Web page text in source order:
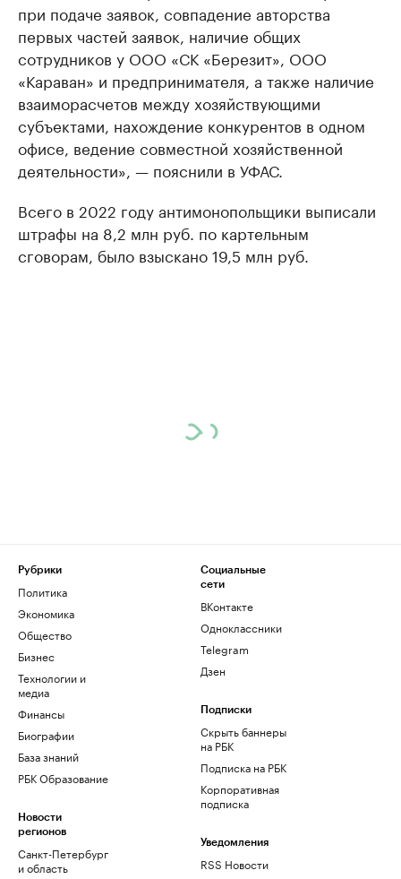
при подаче заявок, совпадение авторства
первых частей заявок, наличие общих
сотрудников у ООО «СК «Березит», ООО
«Караван» и предпринимателя, а также наличие
взаиморасчетов между хозяйствующими
субъектами, нахождение конкурентов в одном
офисе, ведение совместной хозяйственной
деятельности», — пояснили в УФАС.
Всего в 2022 году антимонопольщики выписали
штрафы на 8,2 млн руб. по картельным
сговорам, было взыскано 19,5 млн руб.
Рубрики
Политика
Экономика
Общество
Бизнес
Технологии и
медиа
Финансы
Биографии
База знаний
РБК Образование
Новости
регионов
Санкт-Петербург
и область
Социальные
сети
ВКонтакте
Одноклассники
Telegram
Дзен
Подписки
Скрыть баннеры
на РБК
Подписка на РБК
Корпоративная
подписка
Уведомления
RSS Новости